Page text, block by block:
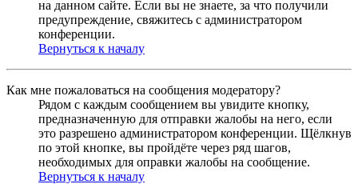
на данном сайте. Если вы не знаете, за что получили
предупреждение, свяжитесь с администратором
конференции.
Вернуться к началу
Как мне пожаловаться на сообщения модератору?
Рядом с каждым сообщением вы увидите кнопку,
предназначенную для отправки жалобы на него, если
это разрешено администратором конференции. Щёлкнув
по этой кнопке, вы пройдёте через ряд шагов,
необходимых для оправки жалобы на сообщение.
Вернуться к началу